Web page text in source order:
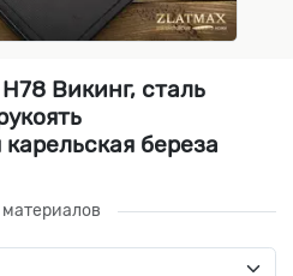
Викинг, сталь
береза